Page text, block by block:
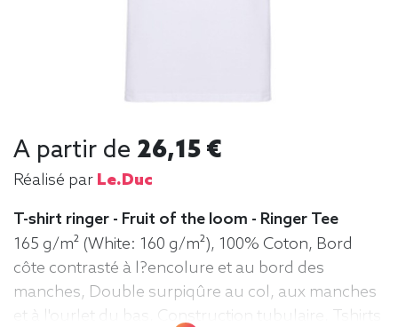
A partir de 26,15 €
Réalisé par Le.duc
T-shirt ringer - Fruit of the loom - Ringer Tee
165 g/m² (White: 160 g/m²), 100% Coton, Bord
côte contrasté à l?encolure et au bord des
manches, Double surpiqûre au col, aux manches
et à l'ourlet du bas, Construction tubulaire, Tshirts